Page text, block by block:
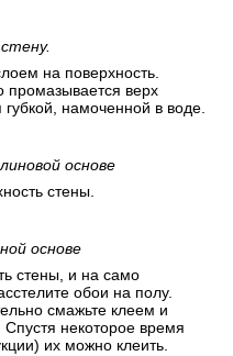
на поверхность.
промазывается верх
намоченной в воде.
основе
стены.
основе
стены, и на само
обои на полу.
смажьте клеем и
некоторое время
их можно клеить.